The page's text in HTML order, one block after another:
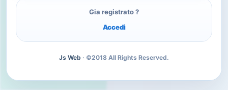
Gia registrato ?
Accedi
Js Web · ©2018 All Rights Reserved.